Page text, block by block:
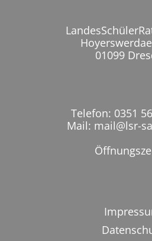
01099
Telefon: 0351
Mail: mail@lsr-